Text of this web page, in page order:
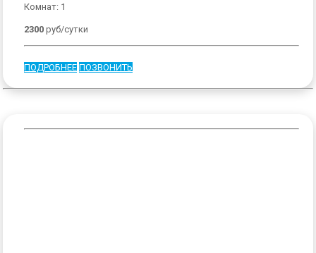
Комнат: 1
2300 руб/сутки
ПОДРОБНЕЕ ПОЗВОНИТЬ